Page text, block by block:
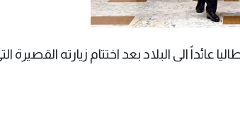
عائداً الى البلاد بعد اختتام زيارته القصيرة